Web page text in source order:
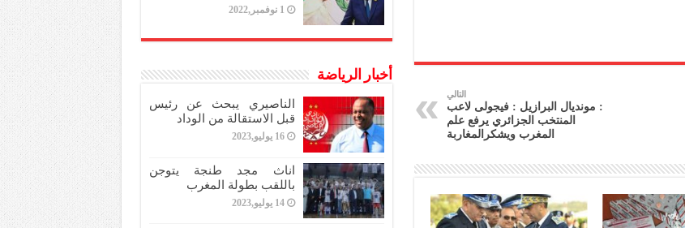
التالي
: مونديال البرازيل : فيجولى لاعب
المنتخب الجزائري يرفع علم
المغرب ويشكرالمغاربة
1 نوفمبر,2022
أخبار الرياضة
الناصيري يبحث عن رئيس
قبل الاستقالة من الوداد
16 يوليو,2023
اناث مجد طنجة يتوجن
باللقب بطولة المغرب
14 يوليو,2023